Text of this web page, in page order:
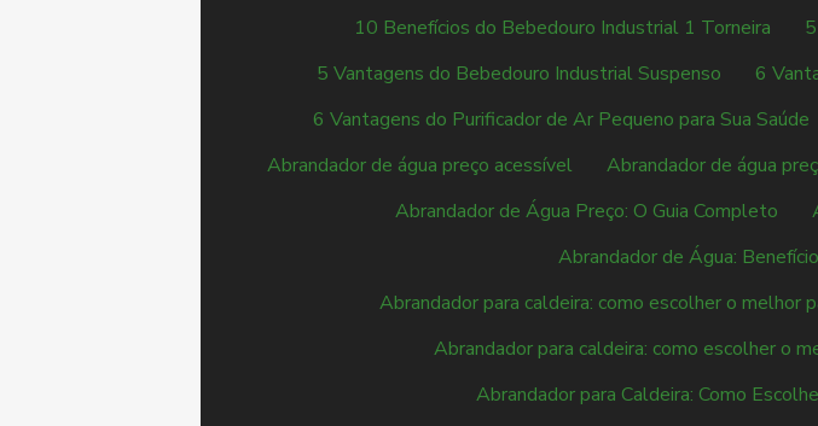
10 Benefícios do Bebedouro Industrial 1 Torneira
5 Vantagens do Bebedouro Industrial Suspenso
6
6 Vantagens do Purificador de Ar Pequeno para Sua Saúde
Abrandador de água preço acessível
Abrandador de água
Abrandador de Água Preço: O Guia Completo
Abrandador de Água:
Abrandador para caldeira: como escolher o melhor
Abrandador para caldeira: como escolher o
Abrandador para Caldeira: Como